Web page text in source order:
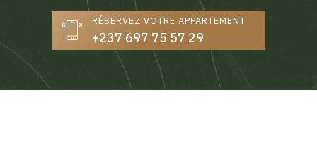
RÉSERVEZ VOTRE APPARTEMENT
+237 697 75 57 29